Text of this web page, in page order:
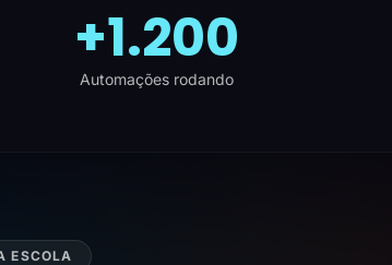
+1.200
Automações rodando
ESCOLA